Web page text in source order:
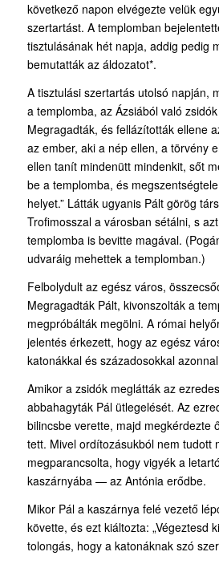
következő napon elvégezte velük
szertartást. A templomban
tisztulásának hét napja, addig pedig
bemutatták az áldozatot*.
A tisztulási szertartás utolsó napján,
a templomba, az Ázsiából való
Megragadták, és fellázították ellene
az ember, aki a nép ellen, a törvény
ellen tanít mindenütt mindenkit, sőt
be a templomba, és
helyet.” Látták ugyanis Pált görög
Trofimosszal a városban sétálni, s
templomba is bevitte magával.
udvaráig mehettek a templomban.)
Felbolydult az egész város,
Megragadták Pált, kivonszolták a
megpróbálták megölni. A római
jelentés érkezett, hogy az egész
katonákkal és századosokkal
Amikor a zsidók meglátták az
abbahagyták Pál ütlegelését. Az
bilincsbe verette, majd megkérdezte
tett. Mivel ordítozásukból nem tudott
megparancsolta, hogy vigyék a
kaszárnyába — az Antónia erődbe.
Mikor Pál a kaszárnya felé vezető
követte, és ezt kiáltozta: „Végeztesd
tolongás, hogy a katonáknak szó